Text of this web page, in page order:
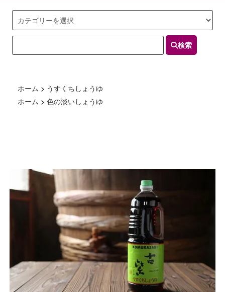
検索
ホーム > うすくちしょうゆ
ホーム > 色の淡いしょうゆ